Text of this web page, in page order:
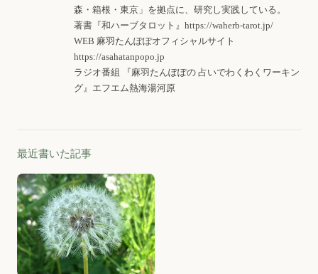
森・箱根・東京」を拠点に、研究し実践している。
著書 『和ハーブタロット』https://waherb-tarot.jp/
WEB 麻羽たんぽぽオフィシャルサイト
https://asahatanpopo.jp
ラジオ番組 『麻羽たんぽぽの 占いでわくわくワーキン
グ』 エフエム熱海湯河原
最近書いた記事